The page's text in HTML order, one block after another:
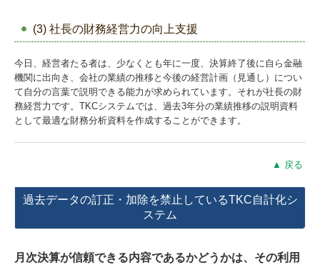
(3) 社長の財務経営力の向上支援
今日、経営者たる者は、少なくとも年に一度、決算終了後に自ら金融
機関に出向き、会社の業績の推移と今後の経営計画（見通し）につい
て自分の言葉で説明できる能力が求められています。それが社長の財
務経営力です。TKCシステムでは、過去3年分の業績推移の説明資料
として最適な財務分析資料を作成することができます。
▲ 戻る
過去データの訂正・加除を禁止しているTKC自計化シ
ステム
月次決算が信頼できる内容であるかどうかは、その利用